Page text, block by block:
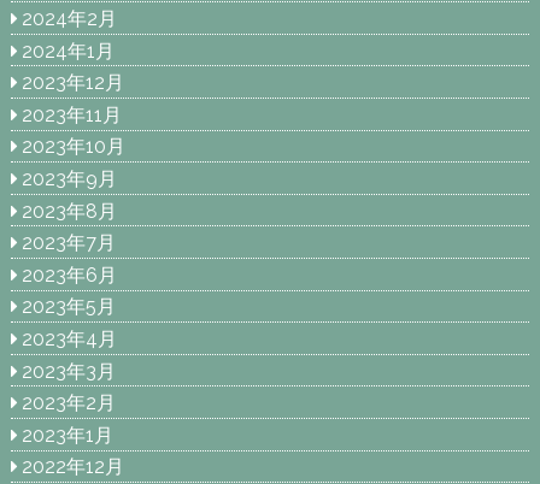
2024年2月
2024年1月
2023年12月
2023年11月
2023年10月
2023年9月
2023年8月
2023年7月
2023年6月
2023年5月
2023年4月
2023年3月
2023年2月
2023年1月
2022年12月